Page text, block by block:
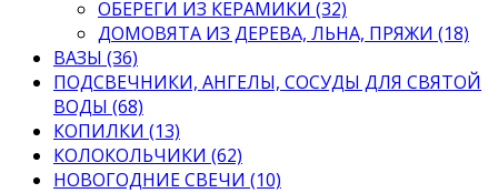
ОБЕРЕГИ ИЗ КЕРАМИКИ (32)
ДОМОВЯТА ИЗ ДЕРЕВА, ЛЬНА, ПРЯЖИ (18)
ВАЗЫ (36)
ПОДСВЕЧНИКИ, АНГЕЛЫ, СОСУДЫ ДЛЯ СВЯТОЙ
ВОДЫ (68)
КОПИЛКИ (13)
КОЛОКОЛЬЧИКИ (62)
НОВОГОДНИЕ СВЕЧИ (10)